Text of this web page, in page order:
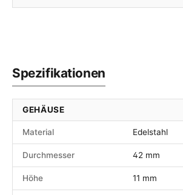
Spezifikationen
GEHÄUSE
Material Edelstahl
Durchmesser 42 mm
Höhe 11 mm